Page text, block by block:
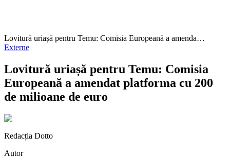
Lovitură uriașă pentru Temu: Comisia Europeană a amenda…
Externe
Lovitură uriașă pentru Temu: Comisia
Europeană a amendat platforma cu 200
de milioane de euro
Redacția Dotto
Autor